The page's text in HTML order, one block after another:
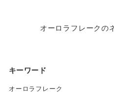
オーロラフレークの
キーワード
オーロラフレーク